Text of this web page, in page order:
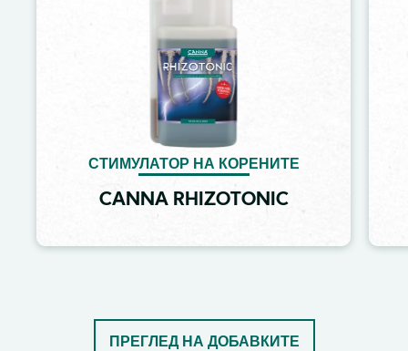
СТИМУЛАТОР НА КОРЕНИТЕ
CANNA RHIZOTONIC
ПРЕГЛЕД НА ДОБАВКИТЕ